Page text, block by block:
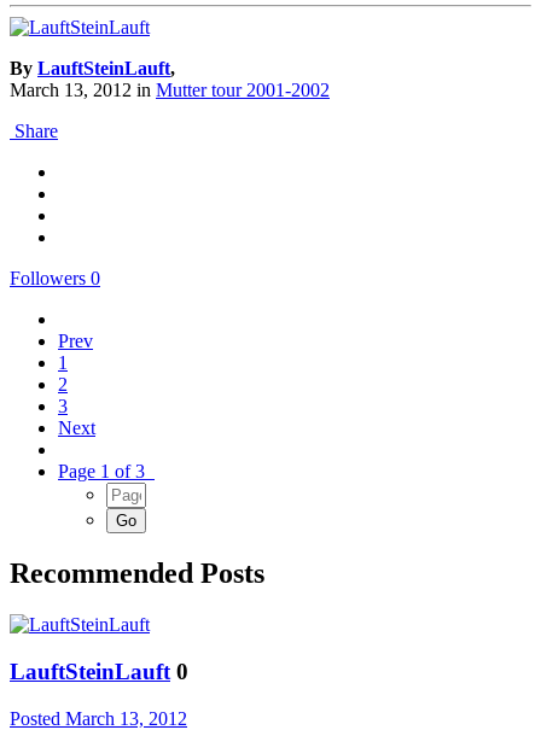
By LauftSteinLauft,
March 13, 2012 in Mutter tour 2001-2002
Share
Followers 0
Prev
1
2
3
Next
Page 1 of 3
Recommended Posts
LauftSteinLauft 0
Posted March 13, 2012